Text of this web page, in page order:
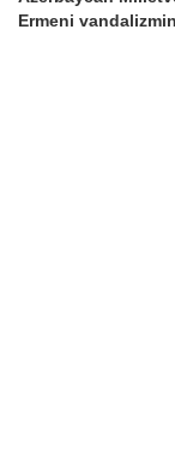
Ermeni